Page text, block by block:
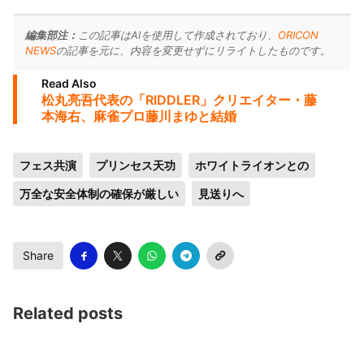
編集部注： この記事はAIを使用して作成されており、 ORICON
NEWSの記事を元に、内容を変更せずにリライトしたものです。
Read Also
松丸亮吾代表の「RIDDLER」クリエイター・藤
本海右、麻雀プロ藤川まゆと結婚
フェス共演 プリンセス天功 ホワイトライオンとの
万全な安全体制の確保が厳しい 見送りへ
Share
Related posts